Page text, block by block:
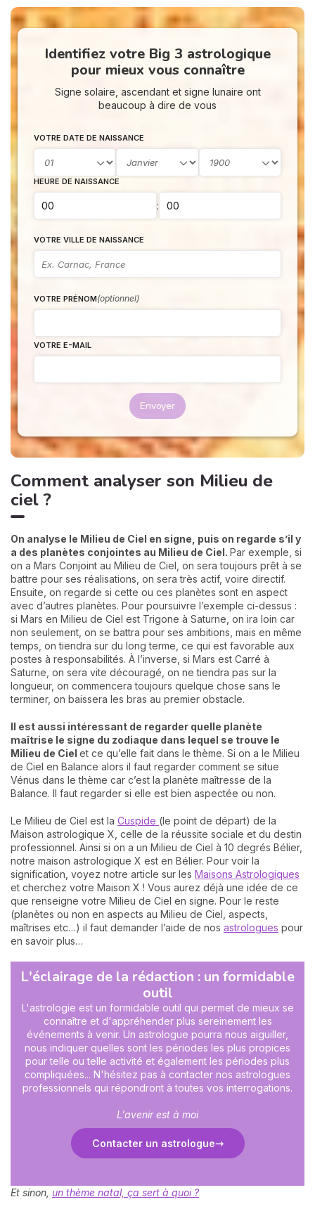
Identifiez votre Big 3 astrologique
pour mieux vous connaître
Signe solaire, ascendant et signe lunaire ont
beaucoup à dire de vous
VOTRE DATE DE NAISSANCE
HEURE DE NAISSANCE
:
VOTRE VILLE DE NAISSANCE
VOTRE PRÉNOM(optionnel)
VOTRE E-MAIL
Envoyer
Comment analyser son Milieu de
ciel ?
On analyse le Milieu de Ciel en signe, puis on regarde s’il y
a des planètes conjointes au Milieu de Ciel. Par exemple, si
on a Mars Conjoint au Milieu de Ciel, on sera toujours prêt à se
battre pour ses réalisations, on sera très actif, voire directif.
Ensuite, on regarde si cette ou ces planètes sont en aspect
avec d’autres planètes. Pour poursuivre l’exemple ci-dessus :
si Mars en Milieu de Ciel est Trigone à Saturne, on ira loin car
non seulement, on se battra pour ses ambitions, mais en même
temps, on tiendra sur du long terme, ce qui est favorable aux
postes à responsabilités. À l’inverse, si Mars est Carré à
Saturne, on sera vite découragé, on ne tiendra pas sur la
longueur, on commencera toujours quelque chose sans le
terminer, on baissera les bras au premier obstacle.
Il est aussi intéressant de regarder quelle planète
maîtrise le signe du zodiaque dans lequel se trouve le
Milieu de Ciel et ce qu’elle fait dans le thème. Si on a le Milieu
de Ciel en Balance alors il faut regarder comment se situe
Vénus dans le thème car c’est la planète maîtresse de la
Balance. Il faut regarder si elle est bien aspectée ou non.
Le Milieu de Ciel est la Cuspide (le point de départ) de la
Maison astrologique X, celle de la réussite sociale et du destin
professionnel. Ainsi si on a un Milieu de Ciel à 10 degrés Bélier,
notre maison astrologique X est en Bélier. Pour voir la
signification, voyez notre article sur les Maisons Astrologiques
et cherchez votre Maison X ! Vous aurez déjà une idée de ce
que renseigne votre Milieu de Ciel en signe. Pour le reste
(planètes ou non en aspects au Milieu de Ciel, aspects,
maîtrises etc…) il faut demander l’aide de nos astrologues pour
en savoir plus…
L'éclairage de la rédaction : un formidable
outil
L'astrologie est un formidable outil qui permet de mieux se
connaître et d'appréhender plus sereinement les
événements à venir. Un astrologue pourra nous aiguiller,
nous indiquer quelles sont les périodes les plus propices
pour telle ou telle activité et également les périodes plus
compliquées... N'hésitez pas à contacter nos astrologues
professionnels qui répondront à toutes vos interrogations.
L'avenir est à moi
Contacter un astrologue
Et sinon, un thème natal, ça sert à quoi ?